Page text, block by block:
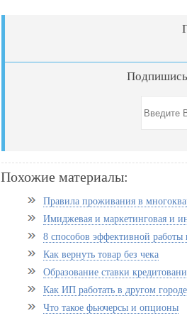
Похожие материалы:
Правила проживания в
Имиджевая и маркетинговая и
8 способов эффективной работы
Как вернуть товар без чека
Образование ставки
Как ИП работать в другом
Что такое фьючерсы и опционы